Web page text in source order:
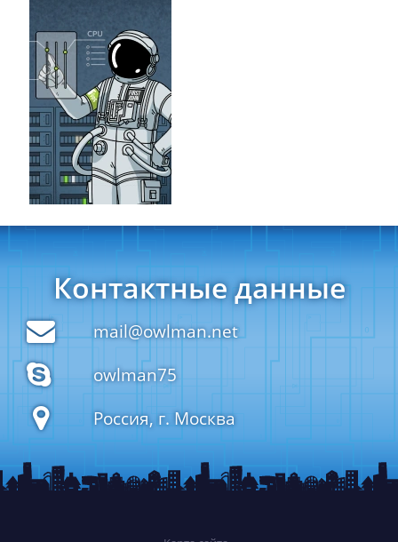
Контактные данные
mail@owlman.net
owlman75
Россия, г. Москва